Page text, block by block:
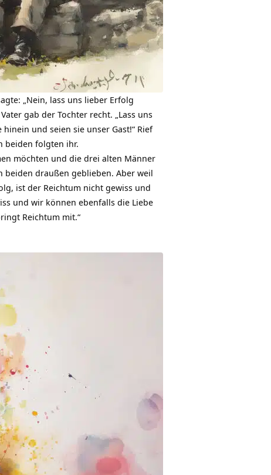
„Nein, lass uns lieber Erfolg
gab der Tochter recht. „Lass uns
und seien sie unser Gast!“ Rief
beiden folgten ihr.
möchten und die drei alten Männer
beiden draußen geblieben. Aber weil
ist der Reichtum nicht gewiss und
und wir können ebenfalls die Liebe
Reichtum mit.“